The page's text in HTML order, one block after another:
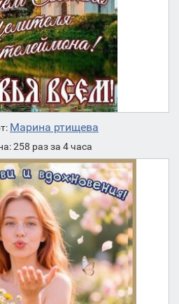
Марина ртищева
258 раз за 4 часа